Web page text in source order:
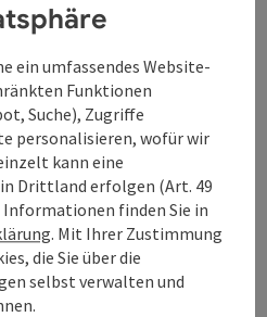
ein umfassendes Website-
Funktionen
Suche), Zugriffe
personalisieren, wofür wir
kann eine
Drittland erfolgen (Art. 49
Informationen finden Sie in
. Mit Ihrer Zustimmung
die Sie über die
selbst verwalten und